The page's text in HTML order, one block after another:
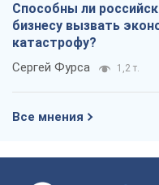
Способны ли
бизнесу вызвать
катастрофу?
Сергей Фурса 1,2 т.
Все мнения